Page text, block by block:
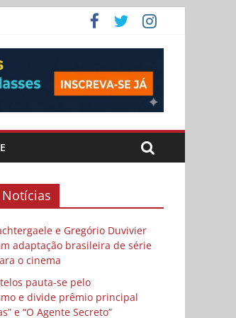
e Gregório Duvivier
adaptação brasileira de série
o cinema
pauta-se pelo
e divide prêmio principal
e “O Agente Secreto”